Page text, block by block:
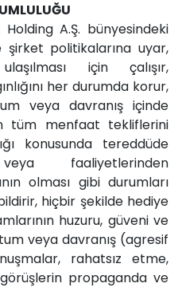
A.Ş. bünyesindeki
şirket politikalarına uyar,
için çalışır,
her durumda korur,
veya davranış içinde
tüm menfaat tekliflerini
konusunda tereddüde
faaliyetlerinden
olması gibi durumları
hiçbir şekilde hediye
huzuru, güveni ve
veya davranış (agresif
rahatsız etme,
propaganda ve